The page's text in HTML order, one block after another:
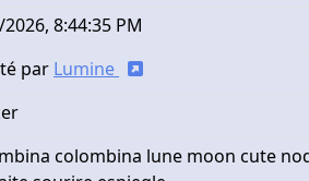
8:44:35 PM
par Lumine
colombina lune moon cute